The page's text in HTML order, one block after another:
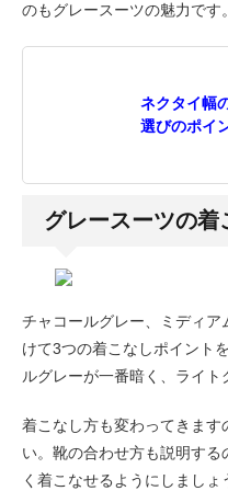
のもグレースーツの魅力です。
ネクタイ幅
選びのポイ
グレースーツの着
チャコールグレー、ミディ
けて3つの着こなしポイント
ルグレーが一番暗く、ライト
着こなし方も変わってきます
い。靴の合わせ方も説明す
く着こなせるようにしましょ